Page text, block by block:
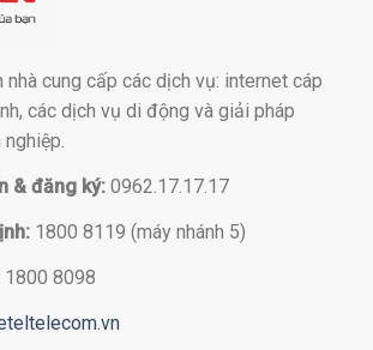
cung cấp các dịch vụ: internet cáp
các dịch vụ di động và giải pháp
nghiệp.
& đăng ký: 0962.17.17.17
1800 8119 (máy nhánh 5)
1800 8098